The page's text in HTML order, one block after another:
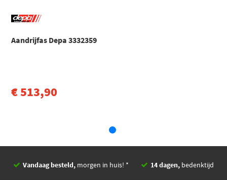
Spidan 24085
Aandrijfas Depa 3332359
€ 513,90
Vandaag besteld, morgen in huis! * 14 dagen, bedenktijd